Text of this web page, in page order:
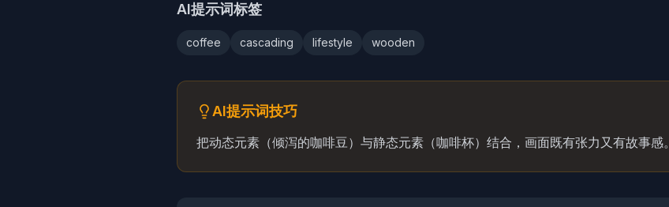
AI提示词标签
coffee cascading lifestyle wooden
AI提示词技巧
把动态元素（倾泻的咖啡豆）与静态元素（咖啡杯）结合，画面既有张力又有故事感。